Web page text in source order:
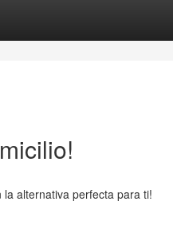
alternativa perfecta para ti!